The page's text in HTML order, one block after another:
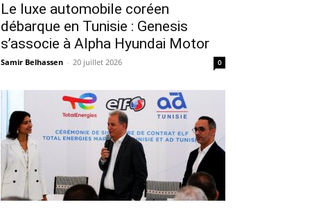
Le luxe automobile coréen
débarque en Tunisie : Genesis
s’associe à Alpha Hyundai Motor
Samir Belhassen - 20 juillet 2026 0